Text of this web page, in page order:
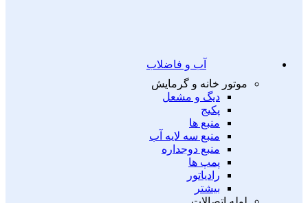
آب و فاضلاب
موتور خانه و گرمایش
دیگ و مشعل
پکیج
منبع ها
منبع سه لایه آب
منبع دوجداره
پمپ ها
رادیاتور
بیشتر